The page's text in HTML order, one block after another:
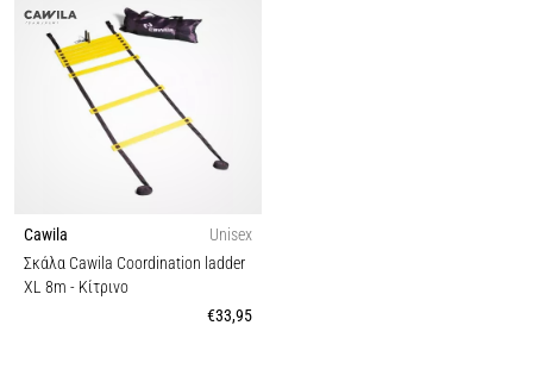
Cawila
Unisex
Σκάλα Cawila Coordination ladder
XL 8m - Κίτρινο
€33,95